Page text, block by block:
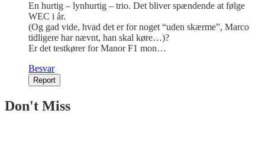
En hurtig – lynhurtig – trio. Det bliver spændende at følge
WEC i år.
(Og gad vide, hvad det er for noget “uden skærme”, Marco
tidligere har nævnt, han skal køre…)?
Er det testkører for Manor F1 mon…
Besvar
Report
Don't Miss